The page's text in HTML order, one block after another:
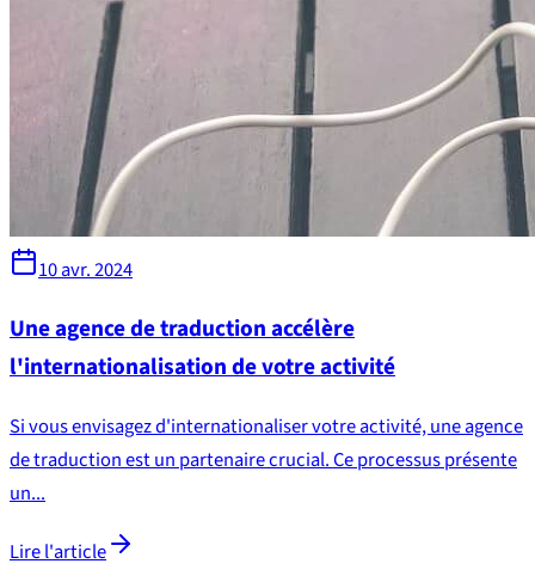
10 avr. 2024
Une agence de traduction accélère
l'internationalisation de votre activité
Si vous envisagez d'internationaliser votre activité, une agence
de traduction est un partenaire crucial. Ce processus présente
un...
Lire l'article